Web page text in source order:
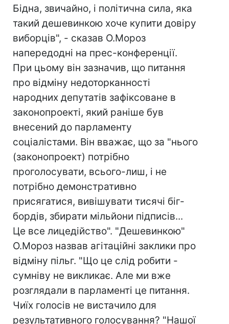
Бідна, звичайно, і політична сила, яка
такий дешевинкою хоче купити довіру
виборців", - сказав О.Мороз
напередодні на прес-конференції.
При цьому він зазначив, що питання
про відміну недоторканності
народних депутатів зафіксоване в
законопроекті, який раніше був
внесений до парламенту
соціалістами. Він вважає, що за "нього
(законопроект) потрібно
проголосувати, всього-лиш, і не
потрібно демонстративно
присягатися, вивішувати тисячі біг-
бордів, збирати мільйони підписів...
Це все лицедійство". "Дешевинкою"
О.Мороз назвав агітаційні заклики про
відміну пільг. "Що це слід робити -
сумніву не викликає. Але ми вже
розглядали в парламенті це питання.
Чиїх голосів не вистачило для
результативного голосування? "Нашої